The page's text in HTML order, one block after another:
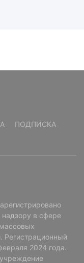
ПОДПИСКА
в сфере
Регистрационный
2024 года.